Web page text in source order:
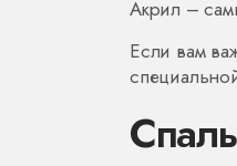
Акрил –
Если вам